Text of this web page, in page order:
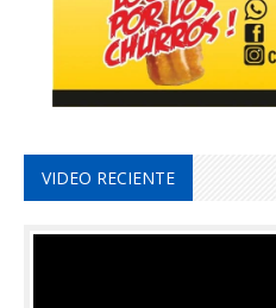
VIDEO RECIENTE